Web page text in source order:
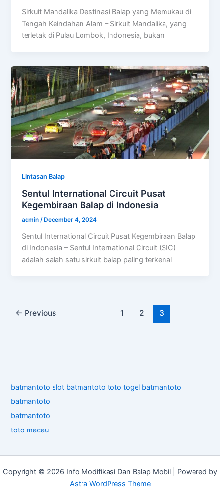
Sirkuit Mandalika Destinasi Balap yang Memukau di
Tengah Keindahan Alam – Sirkuit Mandalika, yang
terletak di Pulau Lombok, Indonesia, bukan
Lintasan Balap
Sentul International Circuit Pusat
Kegembiraan Balap di Indonesia
admin /December 4, 2024
Sentul International Circuit Pusat Kegembiraan Balap
di Indonesia – Sentul International Circuit (SIC)
adalah salah satu sirkuit balap paling terkenal
← Previous 1 2 3
batmantoto slot batmantoto toto togel batmantoto
batmantoto
batmantoto
toto macau
Copyright © 2026 Info Modifikasi Dan Balap Mobil | Powered by
Astra WordPress Theme